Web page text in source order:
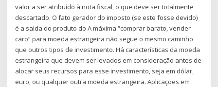
valor a ser atribuído à nota fiscal, o que deve ser totalmente
descartado. O fato gerador do imposto (se este fosse devido)
é a saída do produto do A máxima “comprar barato, vender
caro” para moeda estrangeira não segue o mesmo caminho
que outros tipos de investimento. Há características da moeda
estrangeira que devem ser levados em consideração antes de
alocar seus recursos para esse investimento, seja em dólar,
euro, ou qualquer outra moeda estrangeira. Aplicações em